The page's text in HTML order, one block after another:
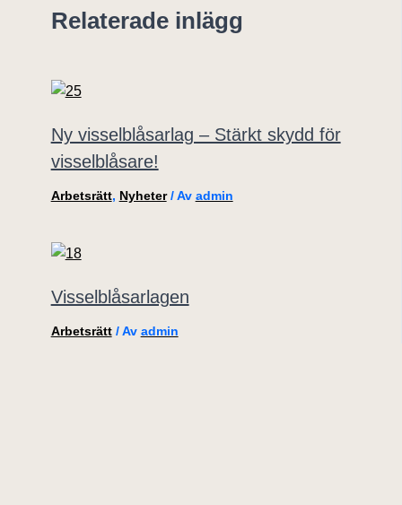
Relaterade inlägg
Ny visselblåsarlag – Stärkt skydd för
visselblåsare!
Arbetsrätt, Nyheter/ Av admin
Visselblåsarlagen
Arbetsrätt/ Av admin